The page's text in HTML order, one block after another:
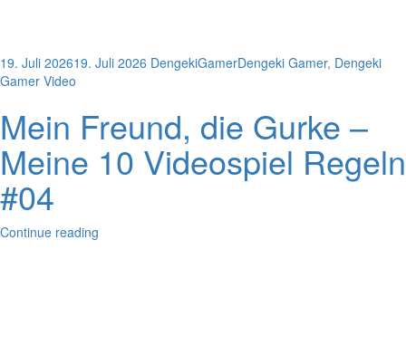
19. Juli 202619. Juli 2026 DengekiGamerDengeki Gamer, Dengeki
Gamer Video
Mein Freund, die Gurke –
Meine 10 Videospiel Regeln
#04
Continue reading